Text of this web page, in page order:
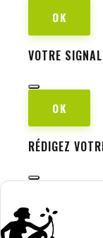
OK
VOTRE
OK
RÉDIGEZ